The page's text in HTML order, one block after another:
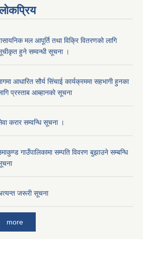
मल आपूर्ति तथा विक्रि वितरणको लागि
हुने सम्वन्धी सूचना ।
आधारित सौर्य सिंचाई कार्यक्रममा सहभागी हुनका
प्रस्ताब आब्हानको सूचना
करार सम्वन्धि सूचना ।
गाउँपालिकामा सम्पति विवरण बुझाउने सम्बन्धि
जरूरी सूचना
more